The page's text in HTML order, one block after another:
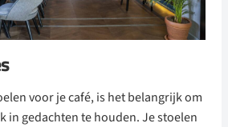
voor je café, is het belangrijk om
in gedachten te houden. Je stoelen